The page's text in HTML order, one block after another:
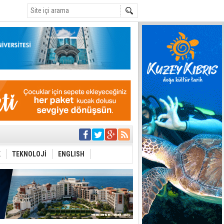
Çevriliyor"
en temel
Festival
TEKNOLOJİ ENGLISH